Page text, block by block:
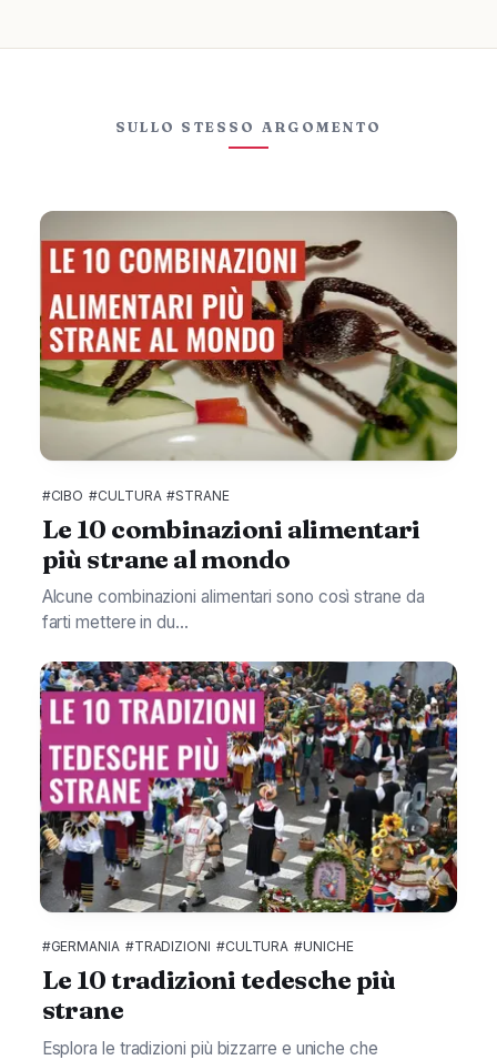
SULLO STESSO ARGOMENTO
#CIBO #CULTURA #STRANE
Le 10 combinazioni alimentari
più strane al mondo
Alcune combinazioni alimentari sono così strane da
farti mettere in du...
#GERMANIA #TRADIZIONI #CULTURA #UNICHE
Le 10 tradizioni tedesche più
strane
Esplora le tradizioni più bizzarre e uniche che